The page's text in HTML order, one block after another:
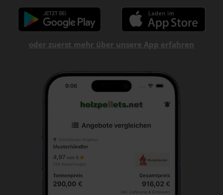
oder zuerst mehr über unsere App erfahren